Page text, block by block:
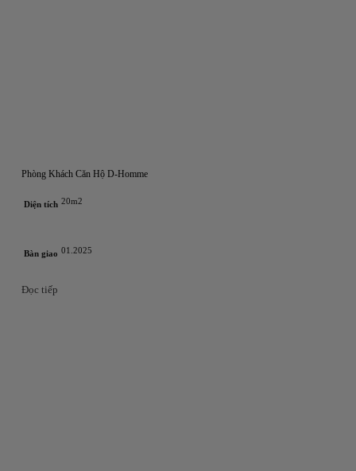
Phòng Khách Căn Hộ D-Homme
Diện tích 20m2
Bàn giao 01.2025
Đọc tiếp